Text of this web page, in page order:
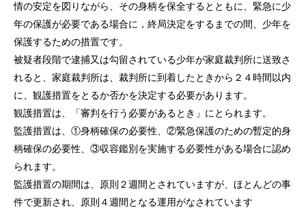
カウンセリング
法律相談継続サポートプラン
アクセス
よくあるご質問
相談料無料の理由
面会交流サポート制度
情の安定を図りながら、その身柄を保全するとともに、緊急に少
年の保護が必要である場合に，終局決定をするまでの間、少年を
保護するための措置です。
被疑者段階で逮捕又は勾留されている少年が家庭裁判所に送致さ
れると、家庭裁判所は、裁判所に到着したときから２４時間以内
に、観護措置をとるか否かを決定する必要があります。
観護措置は、「審判を行う必要があるとき」にとられます。
監護措置は、①身柄確保の必要性、②緊急保護のための暫定的身
柄確保の必要性、③収容鑑別を実施する必要性がある場合に認め
られます。
監護措置の期間は、原則２週間とされていますが、ほとんどの事
件で更新され、原則４週間となる運用がなされています